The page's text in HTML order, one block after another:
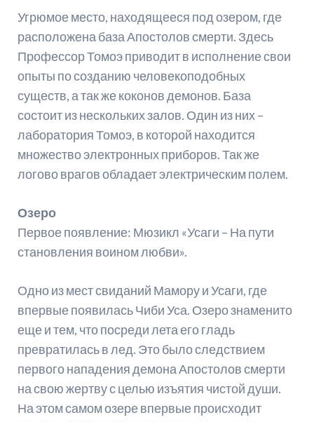
Угрюмое место, находящееся под озером, где
расположена база Апостолов смерти. Здесь
Профессор Томоэ приводит в исполнение свои
опыты по созданию человекоподобных
существ, а так же коконов демонов. База
состоит из нескольких залов. Один из них –
лаборатория Томоэ, в которой находится
множество электронных приборов. Так же
логово врагов обладает электрическим полем.
Озеро
Первое появление: Мюзикл «Усаги – На пути
становления воином любви».
Одно из мест свиданий Мамору и Усаги, где
впервые появилась Чиби Уса. Озеро знаменито
еще и тем, что посреди лета его гладь
превратилась в лед. Это было следствием
первого нападения демона Апостолов смерти
на свою жертву с целью изъятия чистой души.
На этом самом озере впервые происходит